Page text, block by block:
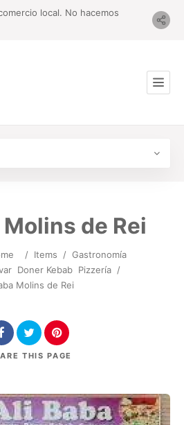
local. No hacemos
de Rei
/ Items / Gastronomía
Doner Kebab Pizzería /
Molins de Rei
THIS PAGE